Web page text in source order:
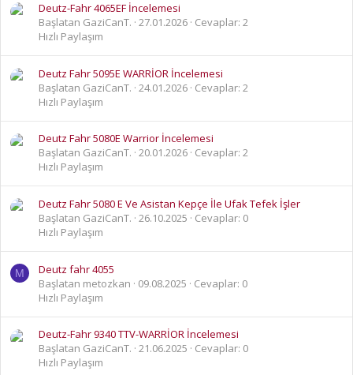
Deutz-Fahr 4065EF İncelemesi
Başlatan GaziCanT. 27.01.2026 Cevaplar: 2
Hızlı Paylaşım
Deutz Fahr 5095E WARRİOR İncelemesi
Başlatan GaziCanT. 24.01.2026 Cevaplar: 2
Hızlı Paylaşım
Deutz Fahr 5080E Warrior İncelemesi
Başlatan GaziCanT. 20.01.2026 Cevaplar: 2
Hızlı Paylaşım
Deutz Fahr 5080 E Ve Asistan Kepçe İle Ufak Tefek İşler
Başlatan GaziCanT. 26.10.2025
Cevaplar: 0
Hızlı Paylaşım
M
Deutz fahr 4055
Başlatan metozkan
09.08.2025
Cevaplar: 0
Hızlı Paylaşım
Deutz-Fahr 9340 TTV-WARRİOR İncelemesi
Başlatan GaziCanT. 21.06.2025
Cevaplar: 0
Hızlı Paylaşım